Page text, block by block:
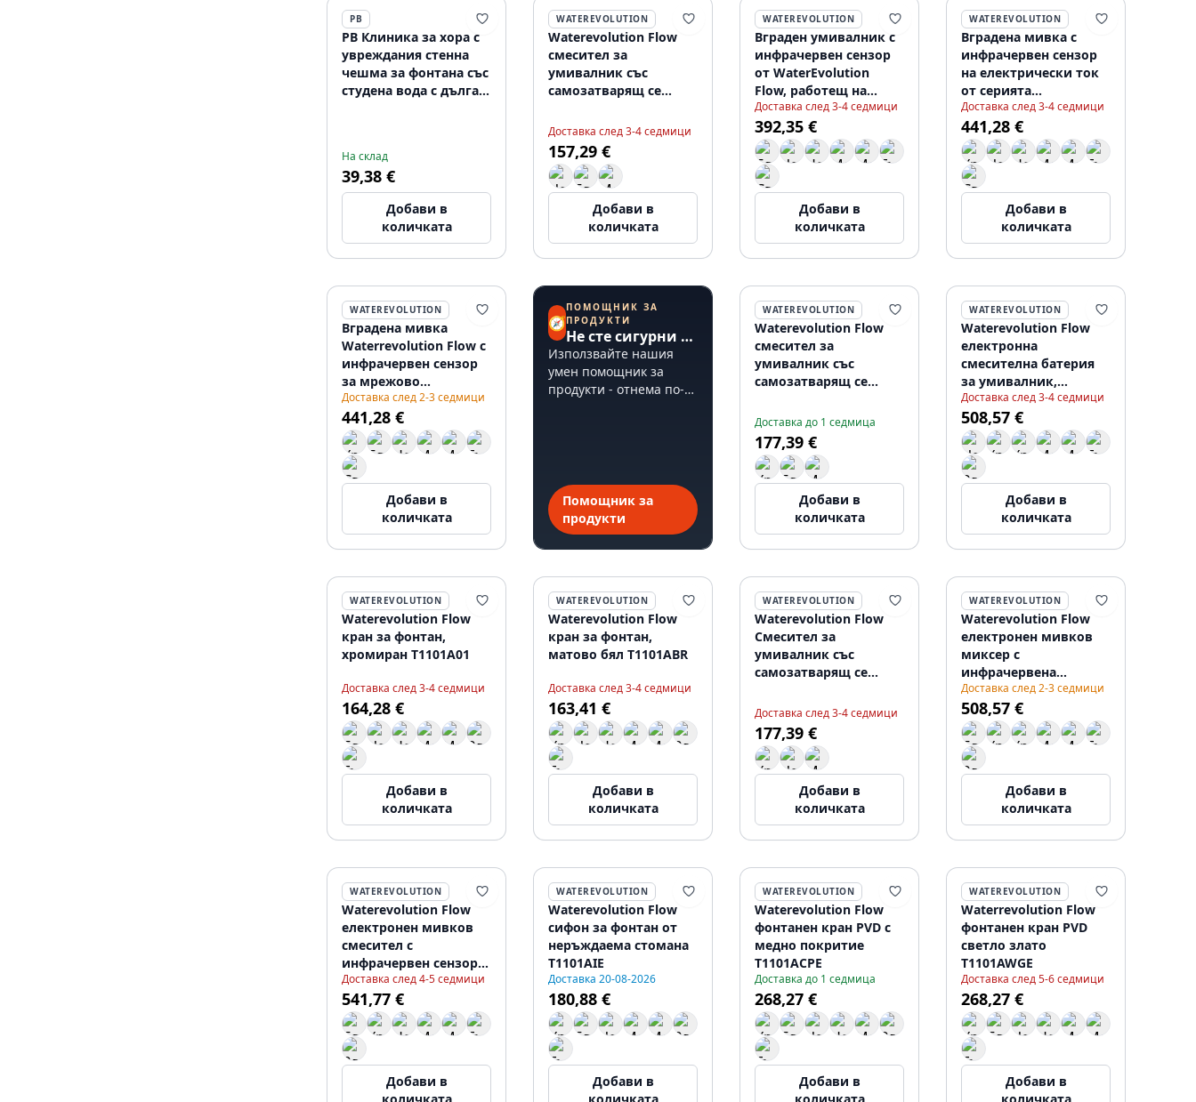
PB
PB Клиника за хора с
увреждания стенна
чешма за фонтана със
студена вода с дълга
На склад
39,38 €
Добави в
количката
WATEREVOLUTION
Waterevolution Flow
смесител за
умивалник със
самозатварящ се
Доставка след 3-4 седмици
157,29 €
Добави в
количката
WATEREVOLUTION
Вграден умивалник с
инфрачервен сензор
от WaterEvolution
Flow, работещ на
мрежово захранване,
хром T118EE01
Доставка след 3-4 седмици
392,35 €
Добави в
количката
WATEREVOLUTION
Вградена мивка с
инфрачервен сензор
на електрически ток
от серията
Waterevolution Flow в
матово бяло T118EEBR
Доставка след 3-4 седмици
441,28 €
Добави в
количката
WATEREVOLUTION
Вградена мивка
Waterrevolution Flow с
инфрачервен сензор
за мрежово
захранване, матово
черна T118EEPR
Доставка след 2-3 седмици
441,28 €
Добави в
количката
🧭
ПОМОЩНИК ЗА
ПРОДУКТИ
Не сте сигурни откъде да започнете?
Използвайте нашия
умен помощник за
продукти - отнема по-
Помощник за
продукти
WATEREVOLUTION
Waterevolution Flow
смесител за
умивалник със
самозатварящ се
черно T110TPPR
Доставка до 1 седмица
177,39 €
Добави в
количката
WATEREVOLUTION
Waterevolution Flow
електронна
смесителна батерия
за умивалник,
инфрачервена, на
батерии, матово бяла
T110EBBR
Доставка след 3-4 седмици
508,57 €
Добави в
количката
WATEREVOLUTION
Waterevolution Flow
кран за фонтан,
хромиран T1101A01
Доставка след 3-4 седмици
164,28 €
Добави в
количката
WATEREVOLUTION
Waterevolution Flow
кран за фонтан,
матово бял T1101ABR
Доставка след 3-4 седмици
163,41 €
Добави в
количката
WATEREVOLUTION
Waterevolution Flow
Смесител за
умивалник със
самозатварящ се
бял T110TPBR
Доставка след 3-4 седмици
177,39 €
Добави в
количката
WATEREVOLUTION
Waterevolution Flow
електронен мивков
миксер с
инфрачервена
технология на
батерии, матово
черен T110EBPR
Доставка след 2-3 седмици
508,57 €
Добави в
количката
WATEREVOLUTION
Waterevolution Flow
електронен мивков
смесител с
инфрачервен сензор
на 230 волта, матово
черен T110EEPR
Доставка след 4-5 седмици
541,77 €
Добави в
WATEREVOLUTION
Waterevolution Flow
сифон за фонтан от
неръждаема стомана
T1101AIE
Доставка 20-08-2026
180,88 €
Добави в
WATEREVOLUTION
Waterevolution Flow
фонтанен кран PVD с
медно покритие
T1101ACPE
Доставка до 1 седмица
268,27 €
Добави в
WATEREVOLUTION
Waterrevolution Flow
фонтанен кран PVD
светло злато
T1101AWGE
Доставка след 5-6 седмици
268,27 €
Добави в